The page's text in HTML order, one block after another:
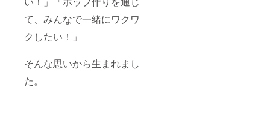
て、みんなで一緒にワクワ
クしたい！」
そんな思いから生まれまし
た。